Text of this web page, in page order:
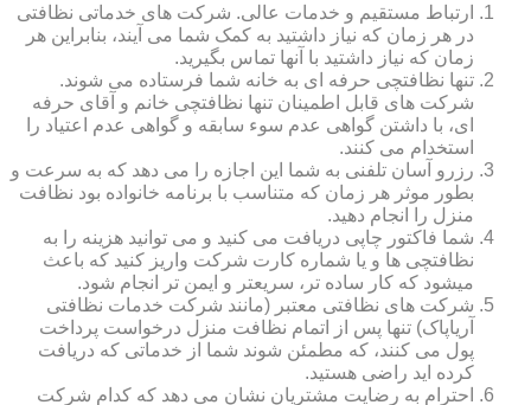
ارتباط مستقیم و خدمات عالی. شرکت های خدماتی نظافتی
در هر زمان که نیاز داشتید به کمک شما می آیند، بنابراین هر
زمان که نیاز داشتید با آنها تماس بگیرید.
تنها نظافتچی حرفه ای به خانه شما فرستاده می شوند.
شرکت های قابل اطمینان تنها نظافتچی خانم و آقای حرفه
ای، با داشتن گواهی عدم سوء سابقه و گواهی عدم اعتیاد را
استخدام می کنند.
رزرو آسان تلفنی به شما این اجازه را می دهد که به سرعت و
بطور موثر هر زمان که متناسب با برنامه خانواده بود نظافت
منزل را انجام دهید.
شما فاکتور چاپی دریافت می کنید و می توانید هزینه را به
نظافتچی ها و یا شماره کارت شرکت واریز کنید که باعث
میشود که کار ساده تر، سریعتر و ایمن تر انجام شود.
شرکت های نظافتی معتبر (مانند شرکت خدمات نظافتی
آریاپاک) تنها پس از اتمام نظافت منزل درخواست پرداخت
پول می کنند، که مطمئن شوند شما از خدماتی که دریافت
کرده اید راضی هستید.
احترام به رضایت مشتریان نشان می دهد که کدام شرکت